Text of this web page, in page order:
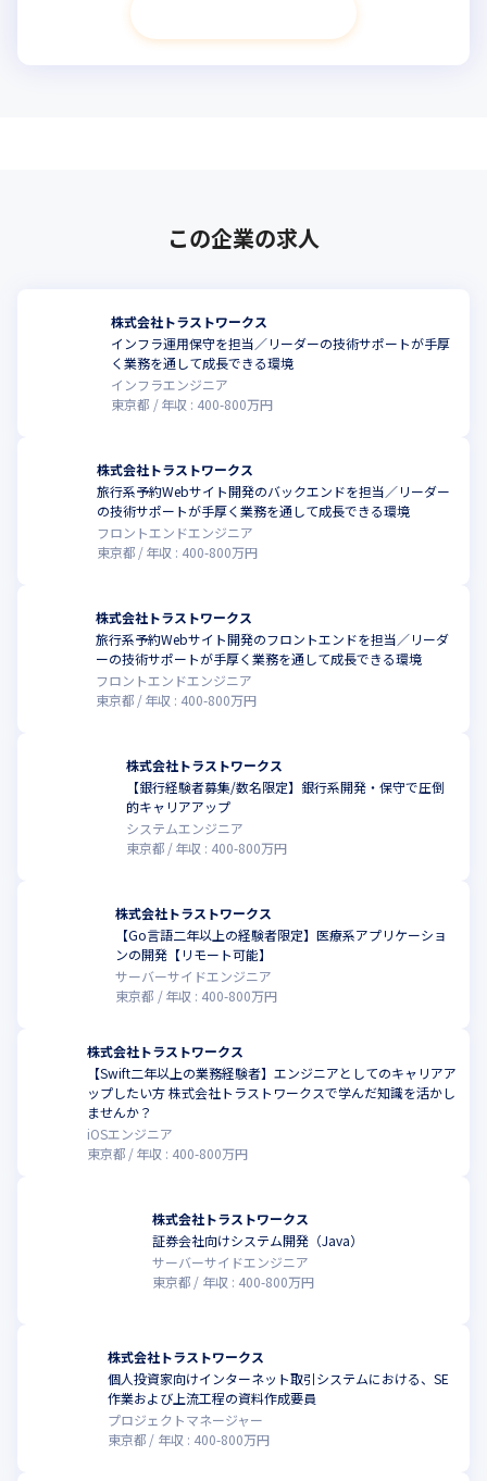
この企業の求人
株式会社トラストワークス
インフラ運用保守を担当／リーダーの技術サポートが手厚
く業務を通して成長できる環境
インフラエンジニア
東京都
年収 : 400-800万円
株式会社トラストワークス
旅行系予約Webサイト開発のバックエンドを担当／リーダー
の技術サポートが手厚く業務を通して成長できる環境
フロントエンドエンジニア
東京都
年収 : 400-800万円
株式会社トラストワークス
旅行系予約Webサイト開発のフロントエンドを担当／リーダ
ーの技術サポートが手厚く業務を通して成長できる環境
フロントエンドエンジニア
東京都
年収 : 400-800万円
株式会社トラストワークス
【銀行経験者募集/数名限定】銀行系開発・保守で圧倒
的キャリアアップ
システムエンジニア
東京都
年収 : 400-800万円
株式会社トラストワークス
【Go言語二年以上の経験者限定】医療系アプリケーショ
ンの開発【リモート可能】
サーバーサイドエンジニア
東京都
年収 : 400-800万円
株式会社トラストワークス
【Swift二年以上の業務経験者】エンジニアとしてのキャリアア
ップしたい方 株式会社トラストワークスで学んだ知識を活かし
ませんか？
iOSエンジニア
東京都
年収 : 400-800万円
株式会社トラストワークス
証券会社向けシステム開発（Java）
サーバーサイドエンジニア
東京都
年収 : 400-800万円
株式会社トラストワークス
個人投資家向けインターネット取引システムにおける、SE
作業および上流工程の資料作成要員
プロジェクトマネージャー
東京都
年収 : 400-800万円